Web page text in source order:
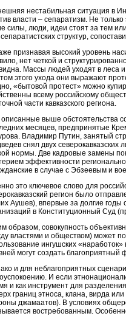
нестабильная ситуация в
власти – сепаратизм. Не
силы, люди, идеи стоят за тем
структур,
признавая высокий уровень
нет четкой и
Массы людей уходят в леса
этого ухода они выражают
«бытовой протест» можно
всему российскому
части кавказского региона.
описанные выше обстоятельства
месяцев, предпринятые
Владимир Путин, занятый
снял двух
нормы. Две кадровые замены
эффективности
в случае с Эбзеевым и
это ключевое слово для
регион было
Аушев), впервые за долгие
в Конституционный Суд
образом, совокупность
властями и обществом) может
ингушских
могут создать
и для неблагоприятных
И если
и как инструмент для
границ этноса, клана, вирда
джамаатов). В условиях
востребованным.